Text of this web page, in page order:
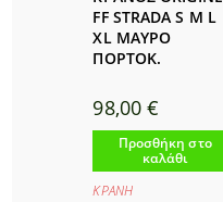
FF STRADA S M L
XL ΜΑΥΡΟ
ΠΟΡΤΟΚ.
98,00€
Προσθήκη στο
καλάθι
ΚΡΑΝΗ